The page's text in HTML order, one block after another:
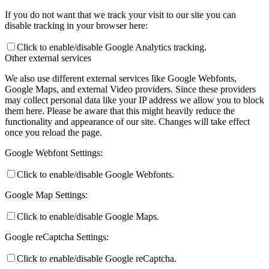
If you do not want that we track your visit to our site you can
disable tracking in your browser here:
Click to enable/disable Google Analytics tracking.
Other external services
We also use different external services like Google Webfonts,
Google Maps, and external Video providers. Since these providers
may collect personal data like your IP address we allow you to block
them here. Please be aware that this might heavily reduce the
functionality and appearance of our site. Changes will take effect
once you reload the page.
Google Webfont Settings:
Click to enable/disable Google Webfonts.
Google Map Settings:
Click to enable/disable Google Maps.
Google reCaptcha Settings:
Click to enable/disable Google reCaptcha.